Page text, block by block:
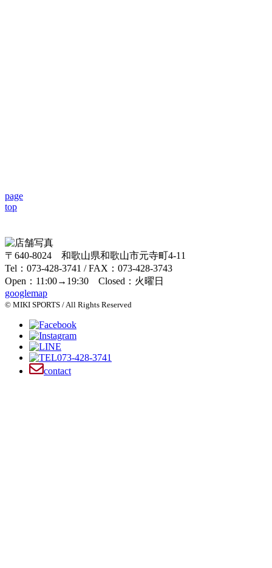
page
top
〒640-8024 和歌山県和歌山市元寺町4-11
Tel：073-428-3741 / FAX：073-428-3743
Open：11:00→19:30 Closed：火曜日
googlemap
© MIKI SPORTS / All Rights Reserved
073-428-3741
contact